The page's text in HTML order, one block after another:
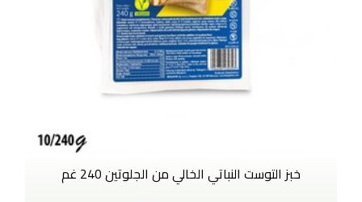
خبز التوست النباتي الخالي من الجلوتين 240 غم